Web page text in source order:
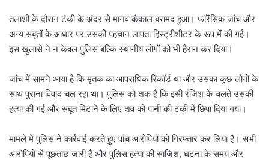
तलाशी के दौरान टंकी के अंदर से मानव कंकाल बरामद हुआ। फॉरेंसिक जांच और
अन्य सबूतों के आधार पर उसकी पहचान लापता हिस्ट्रीशीटर के रूप में की गई।
इस खुलासे ने न केवल पुलिस बल्कि स्थानीय लोगों को भी हैरान कर दिया।
जांच में सामने आया है कि मृतक का आपराधिक रिकॉर्ड था और उसका कुछ लोगों के
साथ पुराना विवाद चल रहा था। पुलिस को शक है कि इसी रंजिश के चलते उसकी
हत्या की गई और सबूत मिटाने के लिए शव को पानी की टंकी में छिपा दिया गया।
मामले में पुलिस ने कार्रवाई करते हुए पांच आरोपियों को गिरफ्तार कर लिया है। सभी
आरोपियों से पूछताछ जारी है और पुलिस हत्या की साजिश, घटना के समय और